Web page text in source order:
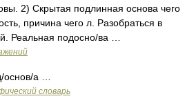
2) Скрытая подлинная основа чего
причина чего л. Разобраться в
Реальная подосно/ва …
а …
словарь